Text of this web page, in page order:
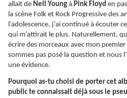
allait de Neil Young à Pink Floyd en
la scène Folk et Rock Progressive des
l’adolescence, j’ai continué à écouter
qui m’attirait le plus. Naturellement,
écrire des morceaux avec mon
sommes pas posé la question et nous
une évidence.
Pourquoi as-tu choisi de porter cet
public te connaissait déjà sous le